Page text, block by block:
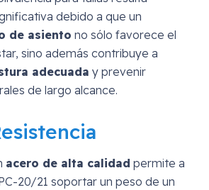
debido a que un
de asiento no sólo favorece el
sino además contribuye a
adecuada y prevenir
de largo alcance.
acero de alta calidad permite a
20/21 soportar un peso de un